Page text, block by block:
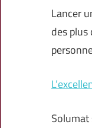
Lancer
des
Solumat